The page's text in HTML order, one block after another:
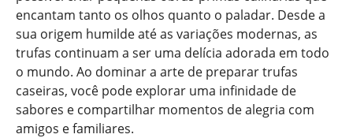
encantam tanto os olhos quanto o paladar. Desde a
sua origem humilde até as variações modernas, as
trufas continuam a ser uma delícia adorada em todo
o mundo. Ao dominar a arte de preparar trufas
caseiras, você pode explorar uma infinidade de
sabores e compartilhar momentos de alegria com
amigos e familiares.